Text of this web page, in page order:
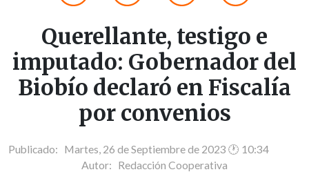
Querellante, testigo e
imputado: Gobernador del
Biobío declaró en Fiscalía
por convenios
Publicado: Martes, 26 de Septiembre de 2023 🕐 10:34
Autor: Redacción Cooperativa